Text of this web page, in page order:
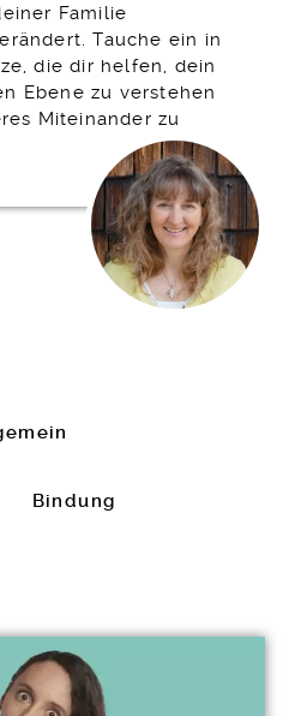
Datenschutzerklärung
Impressum
Telegram
Youtube
Familie
Tauche ein in
die dir helfen, dein
Ebene zu verstehen
Miteinander zu
Bindung